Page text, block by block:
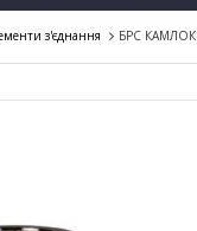
з'єднання БРС КАМЛОК